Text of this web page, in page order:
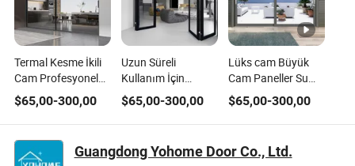
Termal Kesme İkili
Cam Profesyonel
Proje Desteği
Alüminyum Kayar
Kapı
$65,00-300,00
Uzun Süreli
Kullanım İçin
Tasarlanmış Termal
Kesme İkili Cam
Alüminyum
$65,00-300,00
Lüks cam Büyük
Cam Paneller Su
Geçirmez Çerçeve
Pürüzsüz
Mekanizma
Kapı
$65,00-300,00
Guangdong Yohome Door Co., Ltd.